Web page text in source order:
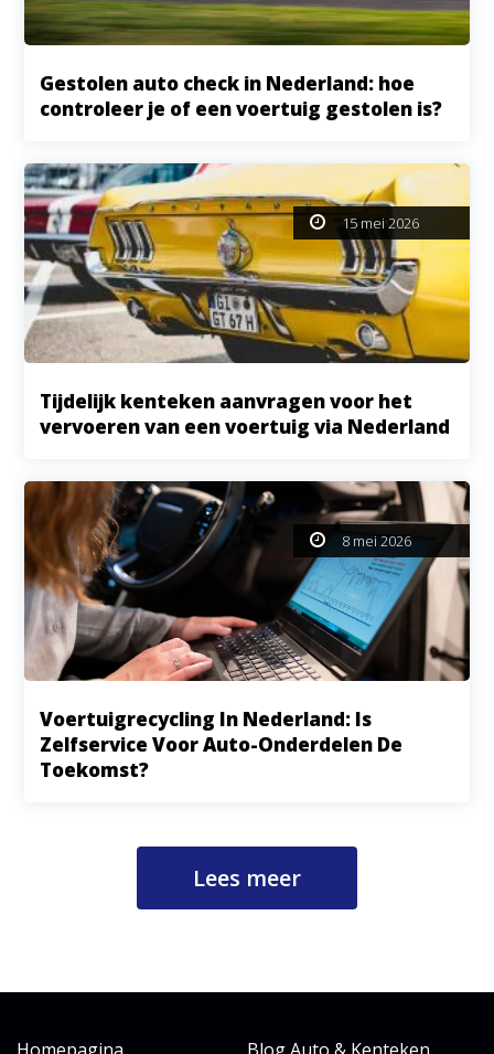
Gestolen auto check in Nederland: hoe
controleer je of een voertuig gestolen is?
15 mei 2026
Tijdelijk kenteken aanvragen voor het
vervoeren van een voertuig via Nederland
8 mei 2026
Voertuigrecycling In Nederland: Is
Zelfservice Voor Auto-Onderdelen De
Toekomst?
Lees meer